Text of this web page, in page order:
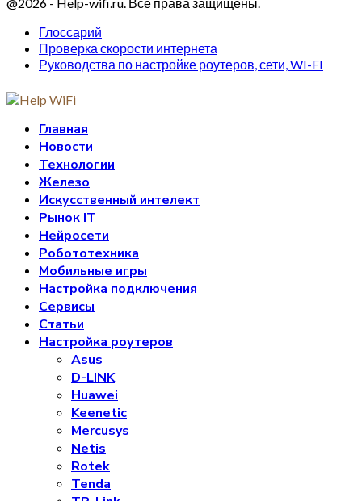
Глоссарий
Проверка скорости интернета
Руководства по настройке роутеров, сети, WI-FI
Главная
Новости
Технологии
Железо
Искусственный интелект
Рынок IT
Нейросети
Робототехника
Мобильные игры
Настройка подключения
Сервисы
Статьи
Настройка роутеров
Asus
D-LINK
Huawei
Keenetic
Mercusys
Netis
Rotek
Tenda